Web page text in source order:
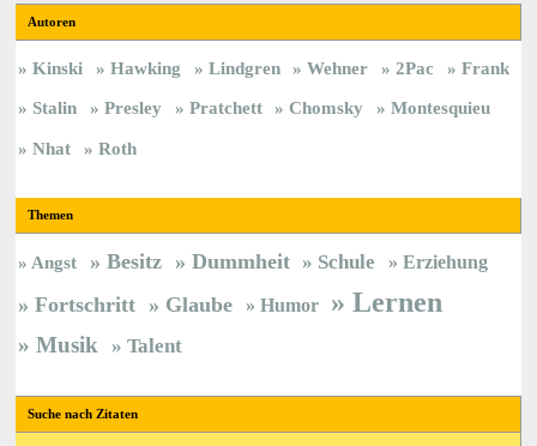
Autoren
Kinski Hawking Lindgren Wehner 2Pac
Frank
Stalin
Presley Pratchett Chomsky
Montesquieu
Nhat
Roth
Themen
Angst Besitz Dummheit Schule Erziehung
Fortschritt Glaube Humor Lernen
Musik Talent
Suche nach Zitaten